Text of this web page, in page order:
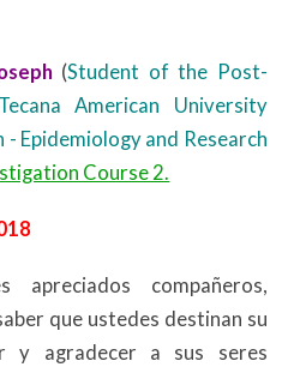
(Student of the Post-
American University
- Epidemiology and Research
Course 2.
apreciados compañeros,
que ustedes destinan su
y agradecer a sus seres